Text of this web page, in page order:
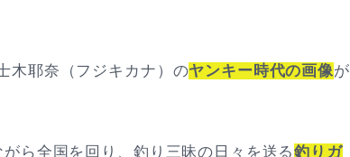
木耶奈（フジキカナ）のヤンキー時代の画像が
ら全国を回り、釣り三昧の日々を送る釣りガ